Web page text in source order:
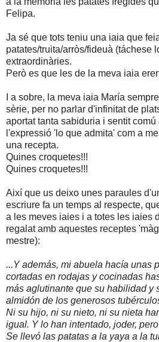
Felipa.
Ja sé que tots teniu una iaia que
patates/truita/arròs/fideuà (táchese
extraordinàries.
Però es que les de la meva iaia
I a sobre, la meva iaia María
sèrie, per no parlar d'infinitat de
aportat tanta sabiduria i sentit
l'expressió 'lo que admita' com a
una recepta.
Quines croquetes!!!
Quines croquetes!!!
Així que us deixo unes paraules
escriure fa un temps al respecte,
a les meves iaies i a totes les iaies
regalat amb aquestes receptes
mestre):
...Y además, mi abuela hacía unas
cortadas en rodajas y cocinadas
más aglutinante que su habilidad y
almidón de los generosos
Ni su hijo, ni su nieto, ni su nieta
igual. Y lo han intentado, joder,
Se llevó las patatas a la yaya a la